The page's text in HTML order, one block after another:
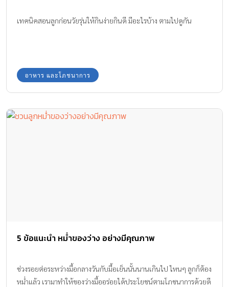
เทคนิคสอนลูกก่อนวัยรุ่นให้กินง่ายกินดี มีอะไรบ้าง ตามไปดูกัน
อาหาร และโภชนาการ
5 ข้อแนะนำ หม่ำของว่าง อย่างมีคุณภาพ
ช่วงรอยต่อระหว่างมื้อกลางวันกับมื้อเย็นนั้นนานเกินไป ไหนๆ ลูกก็ต้อง
หม่ำแล้ว เรามาทำให้ของว่างมื้ออร่อยได้ประโยชน์ตามโภชนาการด้วยดี